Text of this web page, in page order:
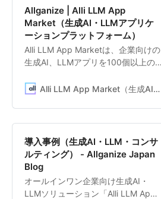
Allganize | Alli LLM App
Market（生成AI・LLMアプリケ
ーションプラットフォーム）
Alli LLM App Marketは、企業向けの
生成AI、LLMアプリを100個以上の
に活用できるLLMアプリプラットフ
「クレーム対応メール作成」「特定
文書の要約」「社内ドキュメントか
ら自動応答」「新規事業アイディア
提案」など、すぐに業務活用できる
生成AI、LLMアプリのテンプレート
を提供しています。
Alli LLM App Market（生成AI・LLMアプリケーションプラットフォーム）
導入事例（生成AI・LLM・コンサ
ルティング） - Allganize Japan
Blog
オールインワン企業向け生成AI・
LLMソリューション「Alli LLM App